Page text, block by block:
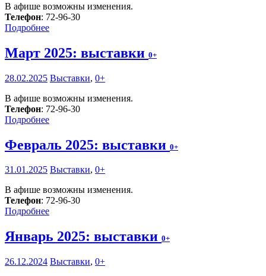
В афише возможны изменения.
Телефон: 72-96-30
Подробнее
Март 2025: выставки 0+
28.02.2025 Выставки, 0+
В афише возможны изменения.
Телефон: 72-96-30
Подробнее
Февраль 2025: выставки 0+
31.01.2025 Выставки, 0+
В афише возможны изменения.
Телефон: 72-96-30
Подробнее
Январь 2025: выставки 0+
26.12.2024 Выставки, 0+